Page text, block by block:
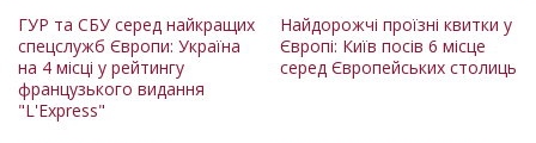
ГУР та СБУ серед найкращих
спецслужб Європи: Україна
на 4 місці у рейтингу
французького видання
"L'Express"
Найдорожчі проїзні квитки у
Європі: Київ посів 6 місце
серед Європейських столиць